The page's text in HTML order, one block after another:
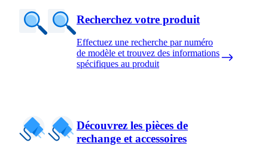
Recherchez votre produit
Effectuez une recherche par numéro
de modèle et trouvez des informations
spécifiques au produit
Découvrez les pièces de
rechange et accessoires